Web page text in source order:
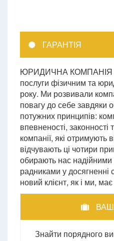
ГАРАНТІЯ
ЮРИДИЧНА КОМПАНІЯ
послуги фізичним та
року. Ми розвивали
повагу до себе завдяки
потужних принципів:
впевненості, законності
компанії, які отримують
відчувають ці чотири
обирають нас
радниками у досягненні
новий клієнт, як і ми,
Знайти порядного